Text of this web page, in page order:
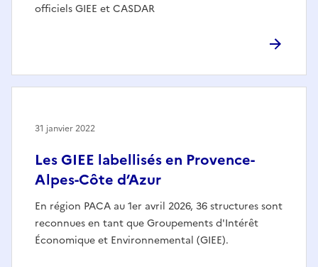
officiels GIEE et CASDAR
Les GIEE labellisés en Provence-
Alpes-Côte d’Azur
En région PACA au 1er avril 2026, 36 structures sont
reconnues en tant que Groupements d'Intérêt
Économique et Environnemental (GIEE).
31 janvier 2022